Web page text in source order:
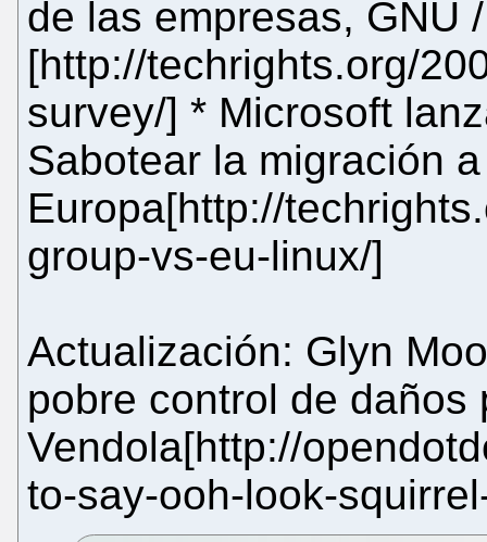
de las empresas, GNU
[http://techrights.org/
survey/] * Microsoft
Sabotear la migración
Europa[http://
group-vs-eu-linux/]
Actualización: Glyn
pobre control de daños
Vendola[http://
to-say-ooh-look-